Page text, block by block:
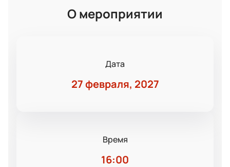
О мероприятии
Дата
27 февраля, 2027
Время
16:00